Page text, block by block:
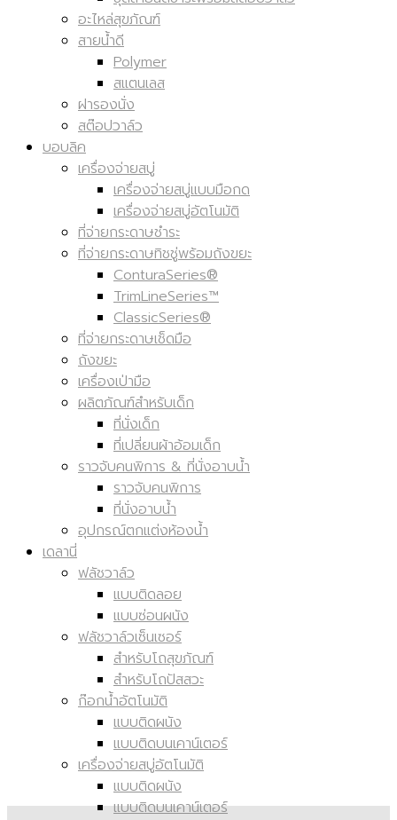
อะไหล่สุขภัณฑ์
สายน้ำดี
Polymer
สแตนเลส
ฝารองนั่ง
สต๊อปวาล์ว
บอบลิค
เครื่องจ่ายสบู่
เครื่องจ่ายสบู่แบบมือกด
เครื่องจ่ายสบู่อัตโนมัติ
ที่จ่ายกระดาษชำระ
ที่จ่ายกระดาษทิชชู่พร้อมถังขยะ
ConturaSeries®
TrimLineSeries™
ClassicSeries®
ที่จ่ายกระดาษเช็ดมือ
ถังขยะ
เครื่องเป่ามือ
ผลิตภัณฑ์สำหรับเด็ก
ที่นั่งเด็ก
ที่เปลี่ยนผ้าอ้อมเด็ก
ราวจับคนพิการ & ที่นั่งอาบน้ำ
ราวจับคนพิการ
ที่นั่งอาบน้ำ
อุปกรณ์ตกแต่งห้องน้ำ
เดลานี่
ฟลัชวาล์ว
แบบติดลอย
แบบซ่อนผนัง
ฟลัชวาล์วเซ็นเซอร์
สำหรับโถสุขภัณฑ์
สำหรับโถปัสสวะ
ก๊อกน้ำอัตโนมัติ
แบบติดผนัง
แบบติดบนเคาน์เตอร์
เครื่องจ่ายสบู่อัตโนมัติ
แบบติดผนัง
แบบติดบนเคาน์เตอร์